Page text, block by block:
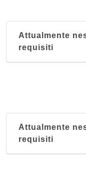
Attualmente
requisiti
Attualmente
requisiti